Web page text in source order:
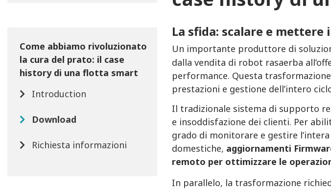
Come abbiamo rivoluzionato
la cura del prato: il case
history di una flotta smart
Introduction
Download
Richiesta informazioni
La sfida: scalare e
Un importante produttore di
dalla vendita di robot rasaerba
performance. Questa
prestazioni e gestione dell’intero
Il tradizionale sistema di supporto
e insoddisfazione dei clienti. Per
grado di monitorare e gestire
domestiche, aggiornamenti
remoto per ottimizzare le
In parallelo, la trasformazione